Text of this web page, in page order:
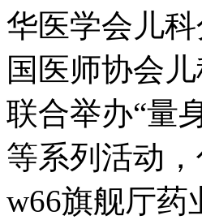
华医学会儿科
国医师协会
联合举办“量
等系列活动
w66旗舰厅药